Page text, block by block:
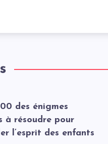
des énigmes
à résoudre pour
l’esprit des enfants